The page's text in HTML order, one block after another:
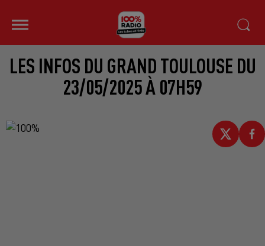
LES INFOS DU GRAND TOULOUSE DU
23/05/2025 À 07H59